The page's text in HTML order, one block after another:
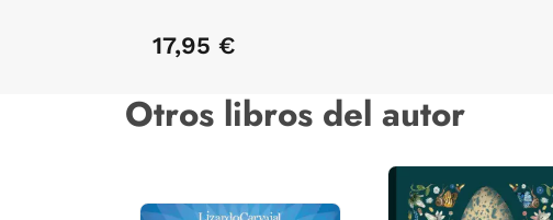
17,95 €
Otros libros del autor